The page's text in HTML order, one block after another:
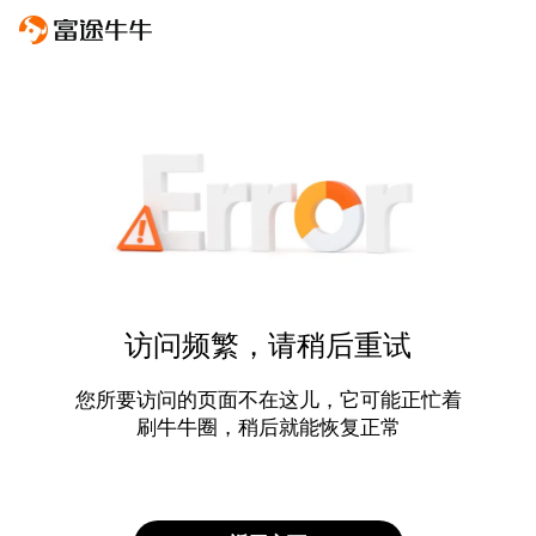
访问频繁，请稍后重试
您所要访问的页面不在这儿，它可能正忙着
刷牛牛圈，稍后就能恢复正常